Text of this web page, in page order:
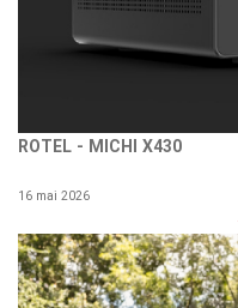
ROTEL - MICHI X430
16 mai 2026